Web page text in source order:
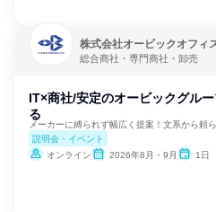
株式会社オービックオフィ
総合商社・専門商社・卸売
IT×商社/安定のオービックグル
る
メーカーに縛られず幅広く提案！文系から頼
説明会・イベント
オンライン
2026年8月・9月 1日